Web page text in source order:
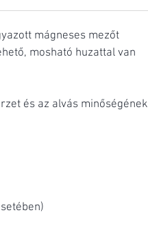
mágneses mezőt
mosható huzattal van
és az alvás minőségének